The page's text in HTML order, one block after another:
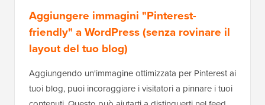
Aggiungere immagini "Pinterest-
friendly" a WordPress (senza rovinare il
layout del tuo blog)
Aggiungendo un'immagine ottimizzata per Pinterest ai
tuoi blog, puoi incoraggiare i visitatori a pinnare i tuoi